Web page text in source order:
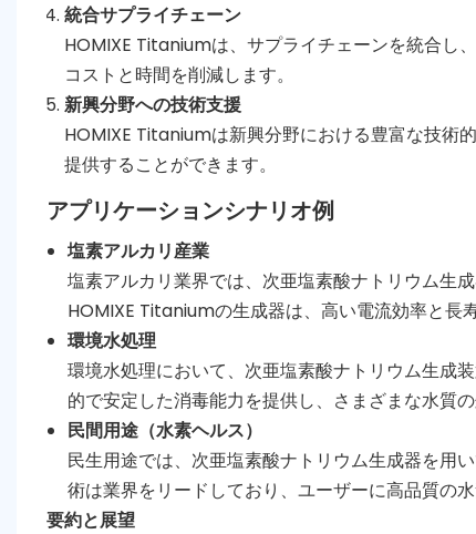
統合サプライチェーン
HOMIXE Titaniumは、サプライチェーンを統合し
コストと時間を削減します。
新興分野への技術支援
HOMIXE Titaniumは新興分野における豊富な技術
提供することができます。
アプリケーションシナリオ例
塩素アルカリ産業
塩素アルカリ業界では、次亜塩素酸ナトリウム生
HOMIXE Titaniumの生成器は、高い電流効率と長
環境水処理
環境水処理において、次亜塩素酸ナトリウム生成
的で安定した消毒能力を提供し、さまざまな水質の
民間用途（水素ヘルス）
民生用途では、次亜塩素酸ナトリウム生成器を用
術は業界をリードしており、ユーザーに高品質の
要約と展望